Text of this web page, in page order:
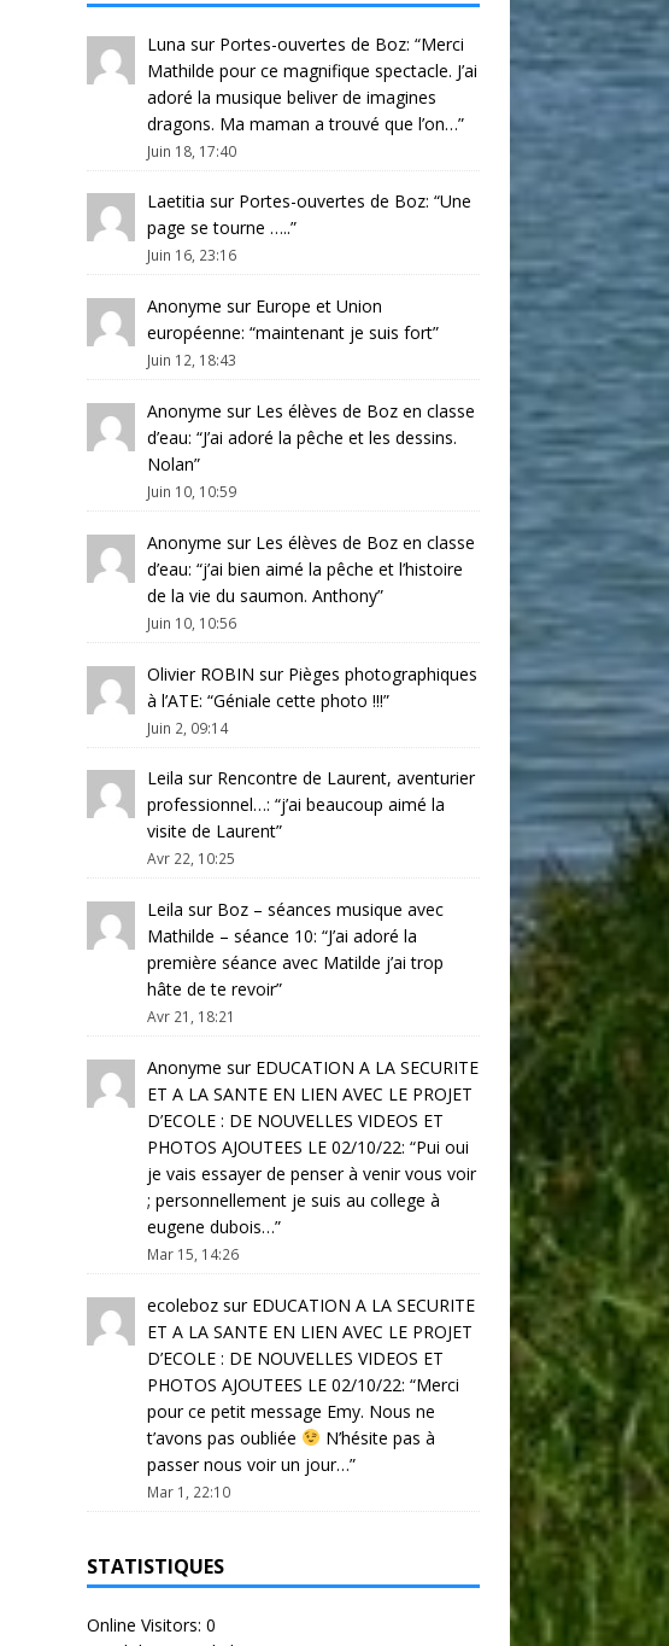
Luna sur Portes-ouvertes de Boz: “Merci
Mathilde pour ce magnifique spectacle. J’ai
adoré la musique beliver de imagines
dragons. Ma maman a trouvé que l’on…”
Juin 18, 17:40
Laetitia sur Portes-ouvertes de Boz: “Une
page se tourne …..”
Juin 16, 23:16
Anonyme sur Europe et Union
européenne: “maintenant je suis fort”
Juin 12, 18:43
Anonyme sur Les élèves de Boz en classe
d’eau: “J’ai adoré la pêche et les dessins.
Nolan”
Juin 10, 10:59
Anonyme sur Les élèves de Boz en classe
d’eau: “j’ai bien aimé la pêche et l’histoire
de la vie du saumon. Anthony”
Juin 10, 10:56
Olivier ROBIN sur Pièges photographiques
à l’ATE: “Géniale cette photo !!!”
Juin 2, 09:14
Leila sur Rencontre de Laurent, aventurier
professionnel…: “j’ai beaucoup aimé la
visite de Laurent”
Avr 22, 10:25
Leila sur Boz – séances musique avec
Mathilde – séance 10: “J’ai adoré la
première séance avec Matilde j’ai trop
hâte de te revoir”
Avr 21, 18:21
Anonyme sur EDUCATION A LA SECURITE
ET A LA SANTE EN LIEN AVEC LE PROJET
D’ECOLE : DE NOUVELLES VIDEOS ET
PHOTOS AJOUTEES LE 02/10/22: “Pui oui
je vais essayer de penser à venir vous voir
; personnellement je suis au college à
eugene dubois…”
Mar 15, 14:26
ecolebozsur EDUCATION A LA SECURITE
ET A LA SANTE EN LIEN AVEC LE PROJET
D’ECOLE : DE NOUVELLES VIDEOS ET
PHOTOS AJOUTEES LE 02/10/22: “Merci
pour ce petit message Emy. Nous ne
t’avons pas oubliée
N’hésite pas à
passer nous voir un jour…”
Mar 1, 22:10
STATISTIQUES
Online Visitors: 0